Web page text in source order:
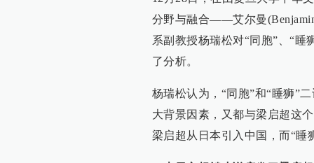
分野与融合——艾尔曼
系副教授杨瑞松对“同胞”、“
了分析。
杨瑞松认为，“同胞”和“睡狮”
大背景因素，又都与梁启超这
梁启超从日本引入中国，而“睡